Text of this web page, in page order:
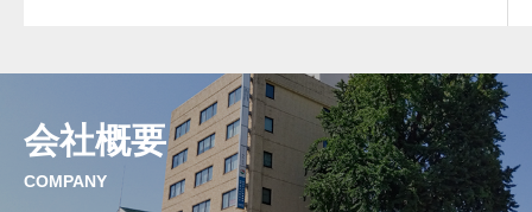
会社概要
COMPANY